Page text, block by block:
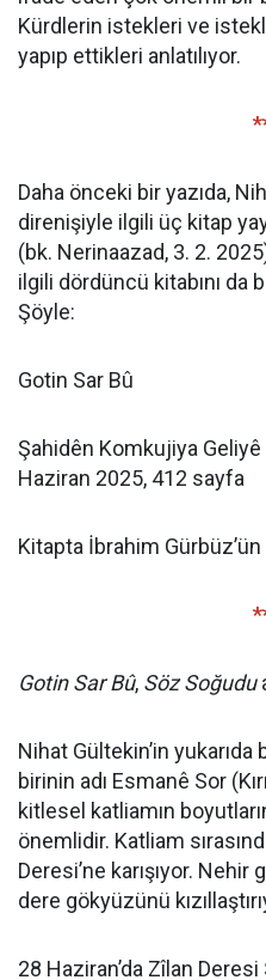
Kürdlerin istekleri ve
yapıp ettikleri anlatılıyor.
Daha önceki bir yazıda,
direnişiyle ilgili üç kitap
(bk. Nerinaazad, 3. 2.
ilgili dördüncü kitabını da
Şöyle:
Gotin Sar Bû
Şahidên Komkujiya Geliyê
Haziran 2025, 412 sayfa
Kitapta İbrahim
Gotin Sar Bû, Söz Soğudu
Nihat Gültekin’in
birinin adı Esmanê Sor
kitlesel katliamın
önemlidir. Katliam
Deresi’ne karışıyor. Nehir
dere gökyüzünü
28 Haziran’da Zîlan